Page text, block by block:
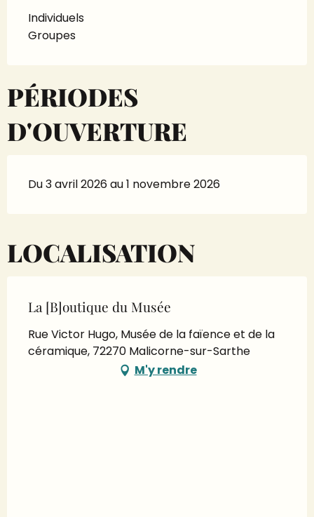
Individuels
Groupes
PÉRIODES
D'OUVERTURE
Du 3 avril 2026 au 1 novembre 2026
LOCALISATION
La [B]outique du Musée
Rue Victor Hugo, Musée de la faïence et de la
céramique, 72270 Malicorne-sur-Sarthe
M'y rendre